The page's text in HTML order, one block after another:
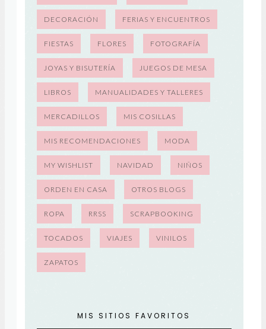
DECORACIÓN FERIAS Y ENCUENTROS
FIESTAS FLORES FOTOGRAFÍA
JOYAS Y BISUTERÍA JUEGOS DE MESA
LIBROS MANUALIDADES Y TALLERES
MERCADILLOS MIS COSILLAS
MIS RECOMENDACIONES MODA
MY WISHLIST NAVIDAD NIÑOS
ORDEN EN CASA OTROS BLOGS
ROPA RRSS SCRAPBOOKING
TOCADOS VIAJES VINILOS
ZAPATOS
MIS SITIOS FAVORITOS